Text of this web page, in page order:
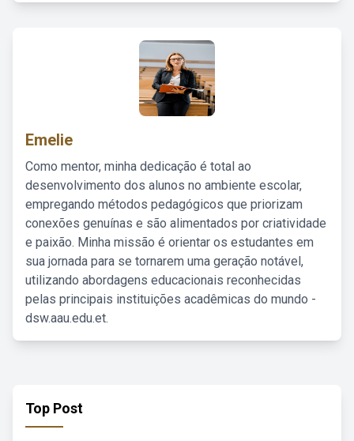
Emelie
Como mentor, minha dedicação é total ao
desenvolvimento dos alunos no ambiente escolar,
empregando métodos pedagógicos que priorizam
conexões genuínas e são alimentados por criatividade
e paixão. Minha missão é orientar os estudantes em
sua jornada para se tornarem uma geração notável,
utilizando abordagens educacionais reconhecidas
pelas principais instituições acadêmicas do mundo -
dsw.aau.edu.et.
Top Post